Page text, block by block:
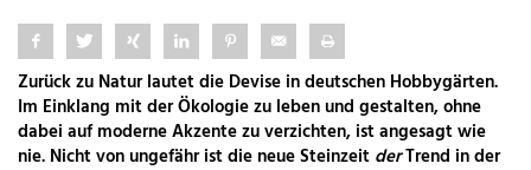
Zurück zu Natur lautet die Devise in deutschen Hobbygärten.
Im Einklang mit der Ökologie zu leben und gestalten, ohne
dabei auf moderne Akzente zu verzichten, ist angesagt wie
nie. Nicht von ungefähr ist die neue Steinzeit derTrend in der